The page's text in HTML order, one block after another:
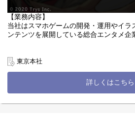
【業務内容】
当社はスマホゲームの開発・運用やイラ
ンテンツを展開している総合エンタメ企
一緒に盛り上げてくれる仲間を大募集し
今回募集するポジションは編集者であり
東京本社
詳しくはこちら